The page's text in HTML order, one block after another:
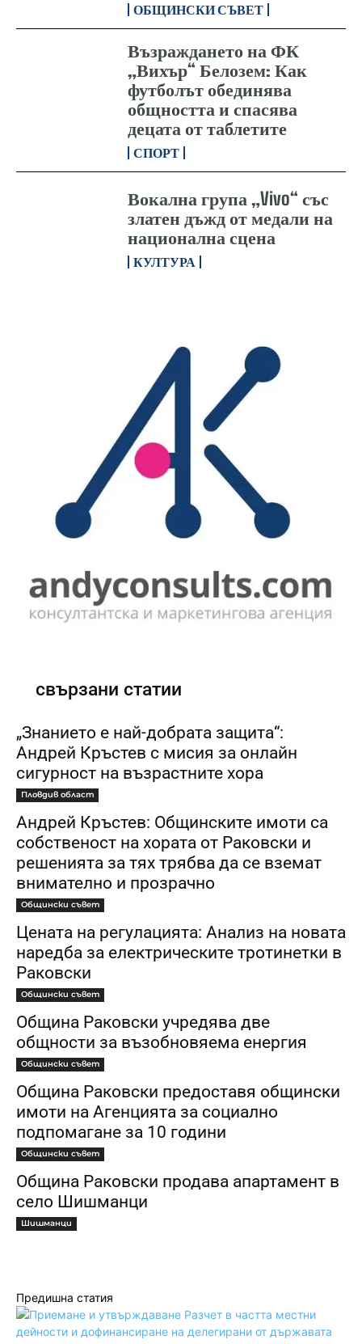
ОБЩИНСКИ СЪВЕТ
Възраждането на ФК
„Вихър“ Белозем: Как
футболът обединява
общността и спасява
децата от таблетите
СПОРТ
Вокална група „Vivo“ със
златен дъжд от медали на
национална сцена
КУЛТУРА
свързани статии
„Знанието е най-добрата защита“:
Андрей Кръстев с мисия за онлайн
сигурност на възрастните хора
Пловдив област
Андрей Кръстев: Общинските имоти са
собственост на хората от Раковски и
решенията за тях трябва да се вземат
внимателно и прозрачно
Общински съвет
Цената на регулацията: Анализ на новата
наредба за електрическите тротинетки в
Раковски
Общински съвет
Община Раковски учредява две
общности за възобновяема енергия
Общински съвет
Община Раковски предоставя общински
имоти на Агенцията за социално
подпомагане за 10 години
Общински съвет
Община Раковски продава апартамент в
село Шишманци
Шишманци
Предишна статия